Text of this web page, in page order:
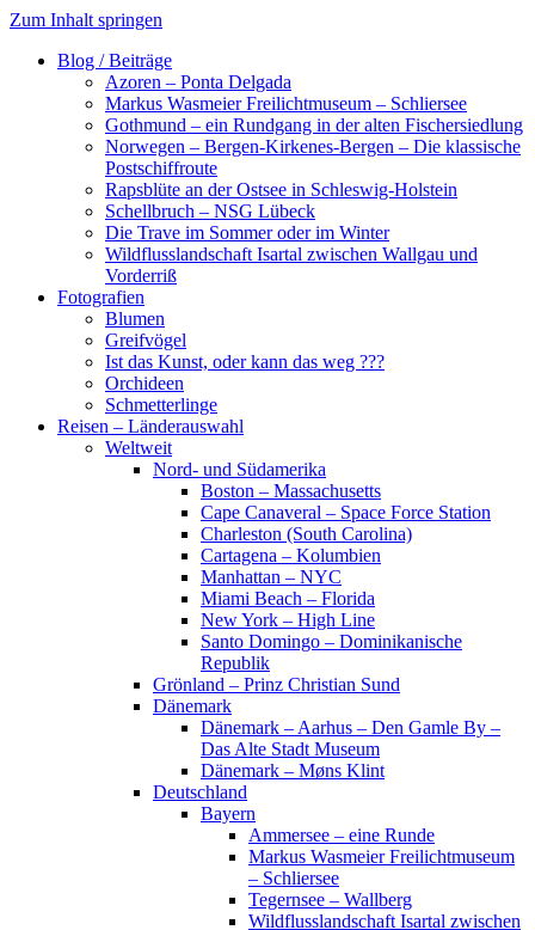
Zum Inhalt springen
Blog / Beiträge
Azoren – Ponta Delgada
Markus Wasmeier Freilichtmuseum – Schliersee
Gothmund – ein Rundgang in der alten Fischersiedlung
Norwegen – Bergen-Kirkenes-Bergen – Die klassische
Postschiffroute
Rapsblüte an der Ostsee in Schleswig-Holstein
Schellbruch – NSG Lübeck
Die Trave im Sommer oder im Winter
Wildflusslandschaft Isartal zwischen Wallgau und
Vorderriß
Fotografien
Blumen
Greifvögel
Ist das Kunst, oder kann das weg ???
Orchideen
Schmetterlinge
Reisen – Länderauswahl
Weltweit
Nord- und Südamerika
Boston – Massachusetts
Cape Canaveral – Space Force Station
Charleston (South Carolina)
Cartagena – Kolumbien
Manhattan – NYC
Miami Beach – Florida
New York – High Line
Santo Domingo – Dominikanische
Republik
Grönland – Prinz Christian Sund
Dänemark
Dänemark – Aarhus – Den Gamle By –
Das Alte Stadt Museum
Dänemark – Møns Klint
Deutschland
Bayern
Ammersee – eine Runde
Markus Wasmeier Freilichtmuseum
– Schliersee
Tegernsee – Wallberg
Wildflusslandschaft Isartal zwischen